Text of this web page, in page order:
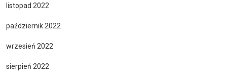
listopad 2022
październik 2022
wrzesień 2022
sierpień 2022